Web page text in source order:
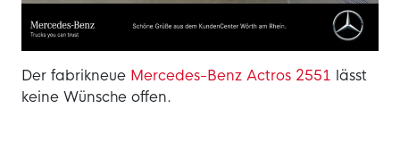
Der fabrikneue Mercedes-Benz Actros 2551 lässt
keine Wünsche offen.